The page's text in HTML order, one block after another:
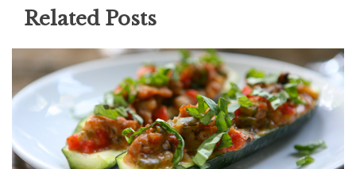
Related Posts